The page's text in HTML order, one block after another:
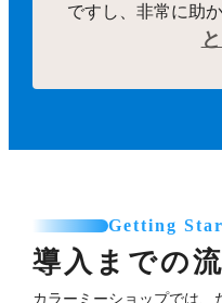
ですし、非常に助
Getting
導入までの
カラーミーショップでは、